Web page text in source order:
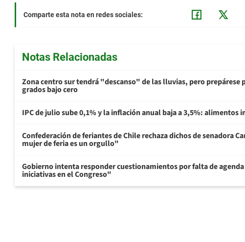
Comparte esta nota en redes sociales:
Notas Relacionadas
Zona centro sur tendrá "descanso" de las lluvias, pero prepárese
grados bajo cero
IPC de julio sube 0,1% y la inflación anual baja a 3,5%: alimentos
Confederación de feriantes de Chile rechaza dichos de senadora
mujer de feria es un orgullo"
Gobierno intenta responder cuestionamientos por falta de
iniciativas en el Congreso"